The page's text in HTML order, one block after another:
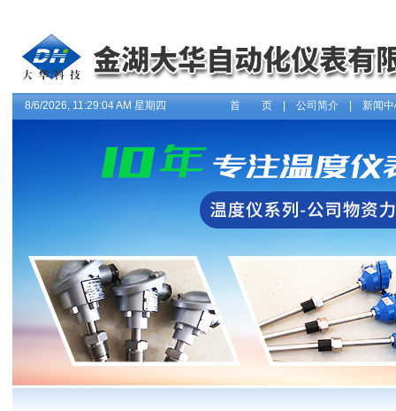
8/6/2026, 11:29:05 AM 星期四 首 页| 公司简介| 新闻中